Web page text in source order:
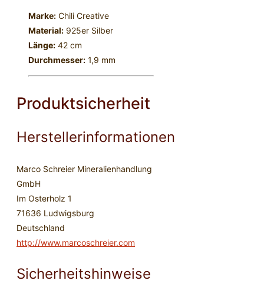
Marke: Chili Creative
Material: 925er Silber
Länge: 42 cm
Durchmesser: 1,9 mm
Produktsicherheit
Herstellerinformationen
Marco Schreier Mineralienhandlung
GmbH
Im Osterholz 1
71636 Ludwigsburg
Deutschland
http://www.marcoschreier.com
Sicherheitshinweise